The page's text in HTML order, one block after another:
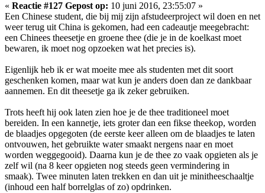
« Reactie #127 Gepost op: 10 juni 2016, 23:55:07 »
Een Chinese student, die bij mij zijn afstudeerproject wil doen en net
weer terug uit China is gekomen, had een cadeautje meegebracht:
een Chinees theesetje en groene thee (die je in de koelkast moet
bewaren, ik moet nog opzoeken wat het precies is).
Eigenlijk heb ik er wat moeite mee als studenten met dit soort
geschenken komen, maar wat kun je anders doen dan ze dankbaar
aannemen. En dit theesetje ga ik zeker gebruiken.
Trots heeft hij ook laten zien hoe je de thee traditioneel moet
bereiden. In een kannetje, iets groter dan een fikse theekop, worden
de blaadjes opgegoten (de eerste keer alleen om de blaadjes te laten
ontvouwen, het gebruikte water smaakt nergens naar en moet
worden weggegooid). Daarna kun je de thee zo vaak opgieten als je
zelf wil (na 8 keer opgieten nog steeds geen vermindering in
smaak). Twee minuten laten trekken en dan uit je minitheeschaaltje
(inhoud een half borrelglas of zo) opdrinken.